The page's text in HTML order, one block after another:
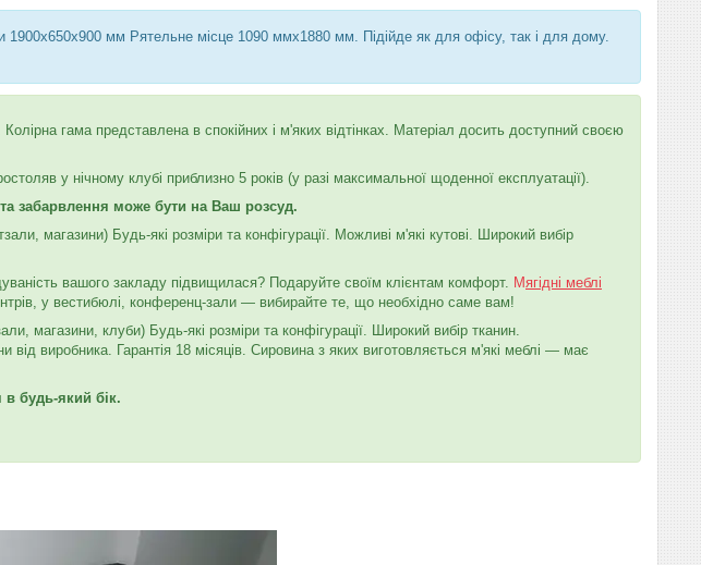
мм Рятельне місце 1090 ммх1880 мм. Підійде як для офісу, так і для дому.
гама представлена в спокійних і м'яких відтінках. Матеріал досить доступний своєю
у нічному клубі приблизно 5 років (у разі максимальної щоденної експлуатації).
забарвлення може бути на Ваш розсуд.
магазини) Будь-які розміри та конфігурації. Можливі м'які кутові. Широкий вибір
вашого закладу підвищилася? Подаруйте своїм клієнтам комфорт. Мягідні меблі
у вестибюлі, конференц-зали — вибирайте те, що необхідно саме вам!
магазини, клуби) Будь-які розміри та конфігурації. Широкий вибір тканин.
від виробника. Гарантія 18 місяців. Сировина з яких виготовляється м'які меблі — має
будь-який бік.